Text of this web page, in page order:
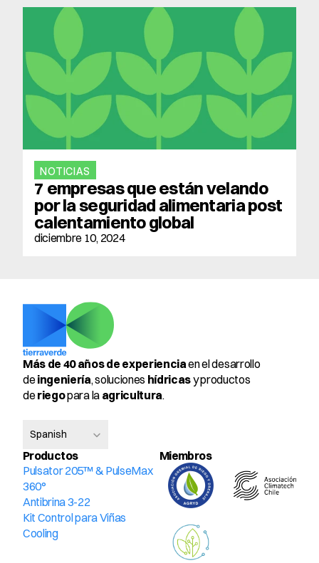
NOTICIAS
7 empresas que están velando
por la seguridad alimentaria post
calentamiento global
diciembre 10, 2024
Más de 40 años de experiencia en el desarrollo
de ingeniería, soluciones hídricas y productos
de riego para la agricultura.
Spanish
Productos
Pulsator 205™ & PulseMax
360°
Antibrina 3-22
Kit Control para Viñas
Cooling
Miembros